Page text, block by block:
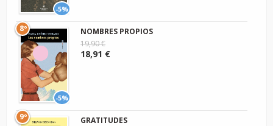
-5%
-5%
8º
NOMBRES PROPIOS
19,90 €
18,91 €
9º
GRATITUDES